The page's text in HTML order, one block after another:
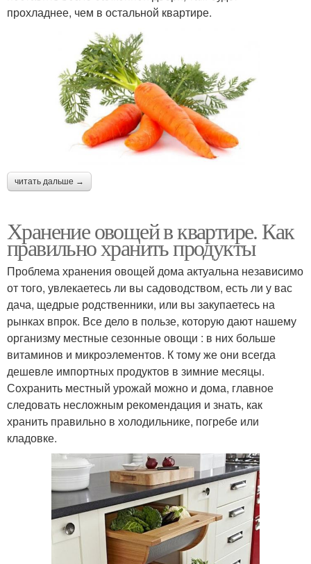
прохладнее, чем в остальной квартире.
читать дальше →
Хранение овощей в квартире. Как
правильно хранить продукты
Проблема хранения овощей дома актуальна независимо
от того, увлекаетесь ли вы садоводством, есть ли у вас
дача, щедрые родственники, или вы закупаетесь на
рынках впрок. Все дело в пользе, которую дают нашему
организму местные сезонные овощи : в них больше
витаминов и микроэлементов. К тому же они всегда
дешевле импортных продуктов в зимние месяцы.
Сохранить местный урожай можно и дома, главное
следовать несложным рекомендация и знать, как
хранить правильно в холодильнике, погребе или
кладовке.